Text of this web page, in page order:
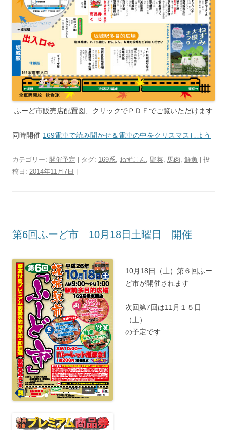
ふーど市販売店配置図、クリックでＰＤＦでご覧いただけます
同時開催 169電車で読み聞かせ＆電車の中をクリスマスしよう
カテゴリー: 開催予定 | タグ: 169系, ねずこん, 野菜, 馬肉, 鮮魚 | 投
稿日: 2014年11月7日
第6回ふーど市 10月18日土曜日 開催
10月18日（土）第６回ふー
ど市が開催されます
次回第7回は11月１５日
（土）
の予定です